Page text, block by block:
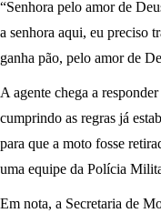
“Senhora pelo amor de
a senhora aqui, eu preciso
ganha pão, pelo amor de
A agente chega a
cumprindo as regras já
para que a moto fosse
uma equipe da Polícia
Em nota, a Secretaria de